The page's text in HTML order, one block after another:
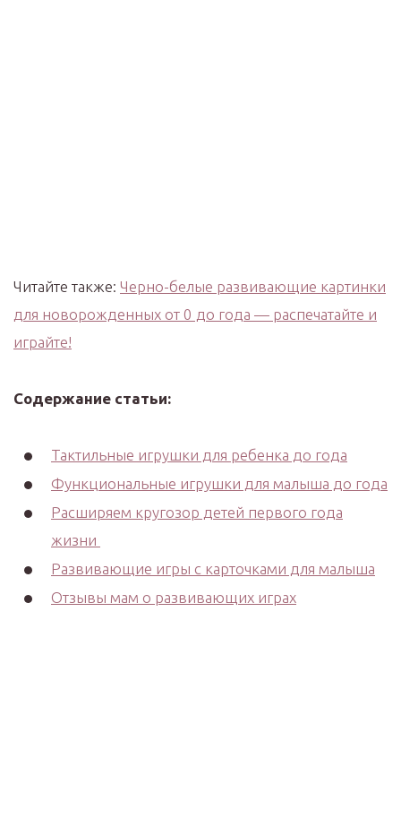
Читайте также: Черно-белые развивающие картинки
для новорожденных от 0 до года — распечатайте и
играйте!
Содержание статьи:
Тактильные игрушки для ребенка до года
Функциональные игрушки для малыша до года
Расширяем кругозор детей первого года
жизни
Развивающие игры с карточками для малыша
Отзывы мам о развивающих играх